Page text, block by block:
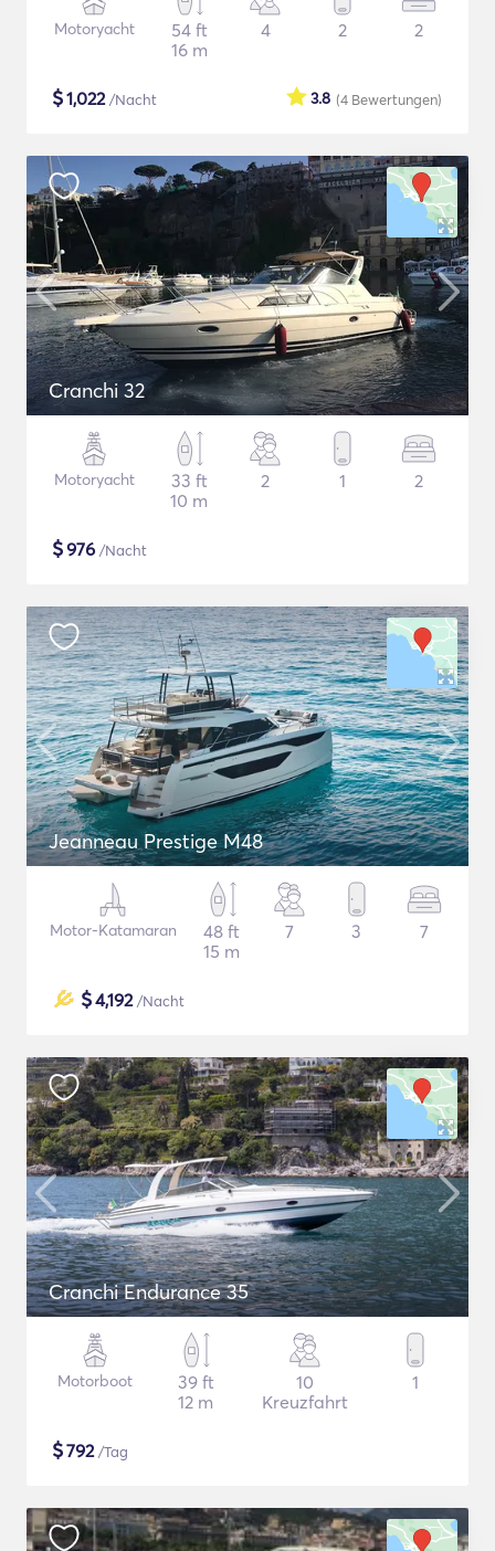
Motoryacht
54 ft
16 m
4 2 2
$1,022/Nacht (4 Bewertungen)
3.8
Cranchi 32
Motoryacht
33 ft
10 m
2 1 2
$976 /Nacht
Jeanneau Prestige M48
Motor-Katamaran
48 ft
15 m
7 3 7
$4,192/Nacht
Cranchi Endurance 35
Motorboot
39 ft
12 m
10
Kreuzfahrt
1
$792/Tag